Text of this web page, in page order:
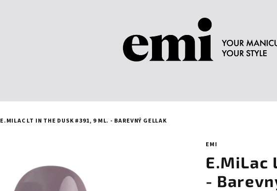
E.MILAC LT IN THE DUSK #391, 9 ML. - BAREVNÝ GELLAK
EMI
E.MiLac
-